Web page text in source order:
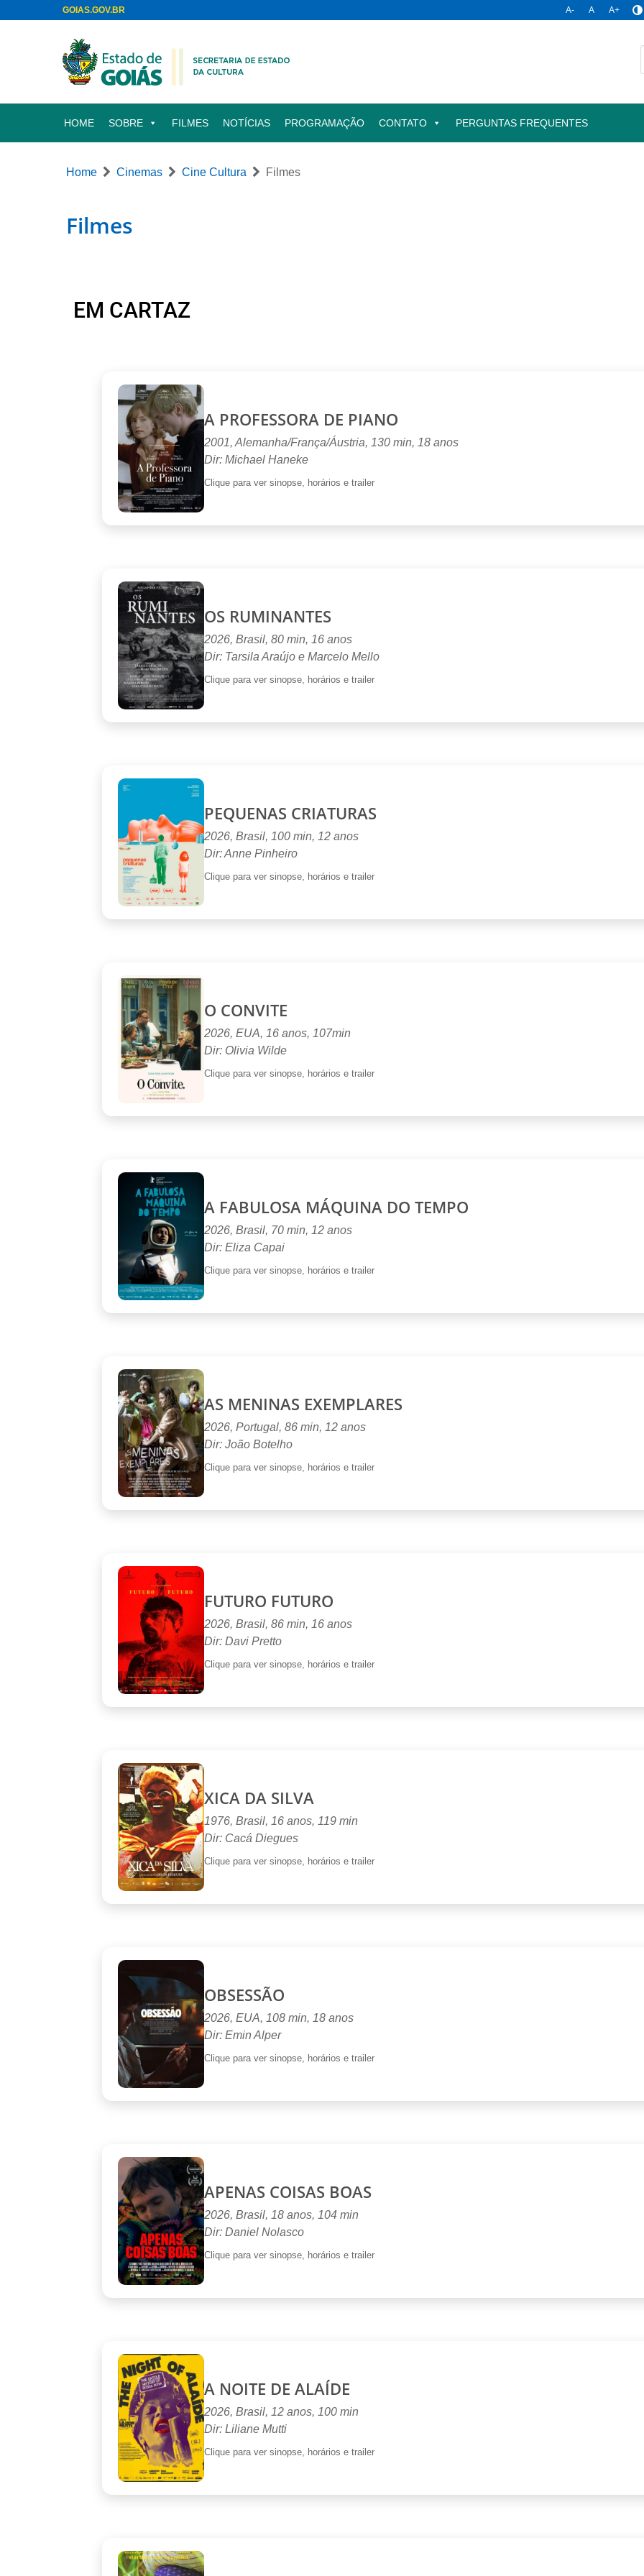
GOIAS.GOV.BR A- A A+
HOME SOBRE FILMES NOTÍCIAS PROGRAMAÇÃO CONTATO PERGUNTAS FREQUENTES
Home Cinemas Cine Cultura Filmes
Filmes
EM CARTAZ
A PROFESSORA DE PIANO
2001, Alemanha/França/Áustria, 130 min, 18 anos
Dir: Michael Haneke
Clique para ver sinopse, horários e trailer
OS RUMINANTES
2026, Brasil, 80 min, 16 anos
Dir: Tarsila Araújo e Marcelo Mello
Clique para ver sinopse, horários e trailer
PEQUENAS CRIATURAS
2026, Brasil, 100 min, 12 anos
Dir: Anne Pinheiro
Clique para ver sinopse, horários e trailer
O CONVITE
2026, EUA, 16 anos, 107min
Dir: Olivia Wilde
Clique para ver sinopse, horários e trailer
A FABULOSA MÁQUINA DO TEMPO
2026, Brasil, 70 min, 12 anos
Dir: Eliza Capai
Clique para ver sinopse, horários e trailer
AS MENINAS EXEMPLARES
2026, Portugal, 86 min, 12 anos
Dir: João Botelho
Clique para ver sinopse, horários e trailer
FUTURO FUTURO
2026, Brasil, 86 min, 16 anos
Dir: Davi Pretto
Clique para ver sinopse, horários e trailer
XICA DA SILVA
1976, Brasil, 16 anos, 119 min
Dir: Cacá Diegues
Clique para ver sinopse, horários e trailer
OBSESSÃO
2026, EUA, 108 min, 18 anos
Dir: Emin Alper
Clique para ver sinopse, horários e trailer
APENAS COISAS BOAS
2026, Brasil, 18 anos, 104 min
Dir: Daniel Nolasco
Clique para ver sinopse, horários e trailer
A NOITE DE ALAÍDE
2026, Brasil, 12 anos, 100 min
Dir: Liliane Mutti
Clique para ver sinopse, horários e trailer